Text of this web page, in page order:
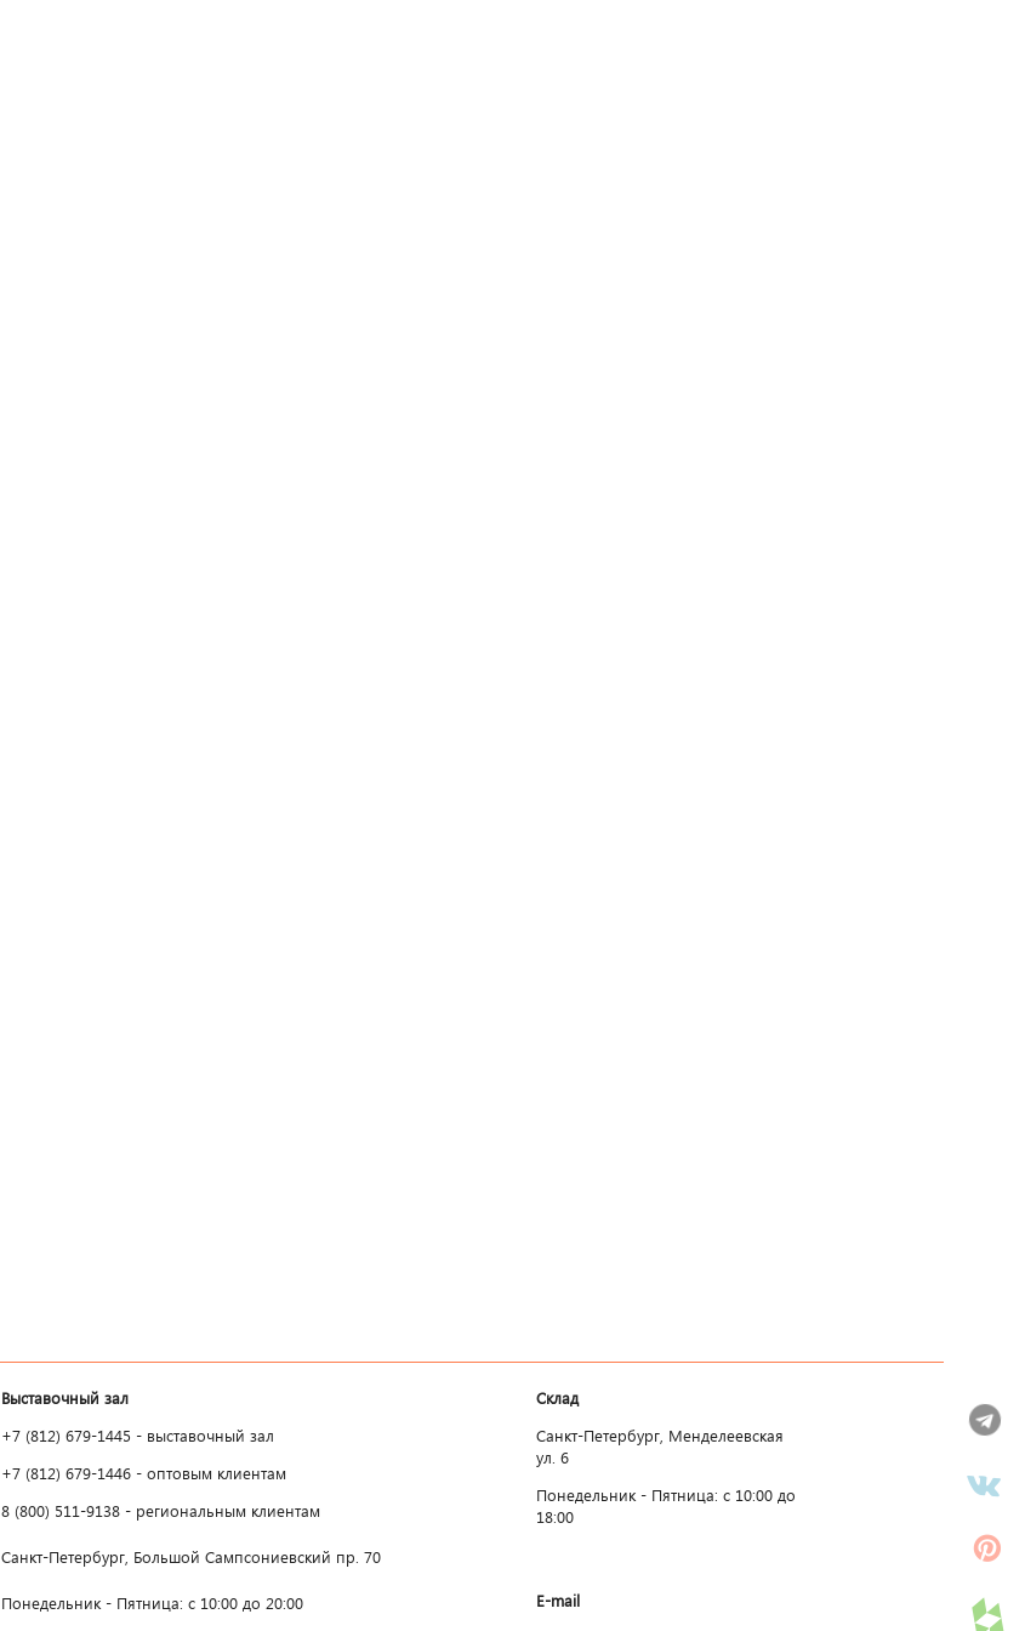
Выставочный зал
+7 (812) 679-1445 - выставочный зал
+7 (812) 679-1446 - оптовым клиентам
8 (800) 511-9138 - региональным клиентам
Санкт-Петербург, Большой Сампсониевский пр. 70
Понедельник - Пятница: с 10:00 до 20:00
Склад
Санкт-Петербург, Менделеевская
ул. 6
Понедельник - Пятница: c 10:00 до
18:00
E-mail